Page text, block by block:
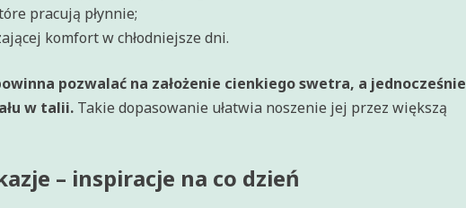
pracują płynnie;
komfort w chłodniejsze dni.
pozwalać na założenie cienkiego swetra, a jednocześnie
w talii. Takie dopasowanie ułatwia noszenie jej przez większą
– inspiracje na co dzień